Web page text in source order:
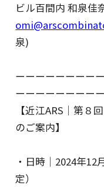
ビル百間内 和泉佳
泉)
ーーーーーーーー
ーーーーーーーーー
【近江ARS｜第８
のご案内】
・日時｜2024年12
定）